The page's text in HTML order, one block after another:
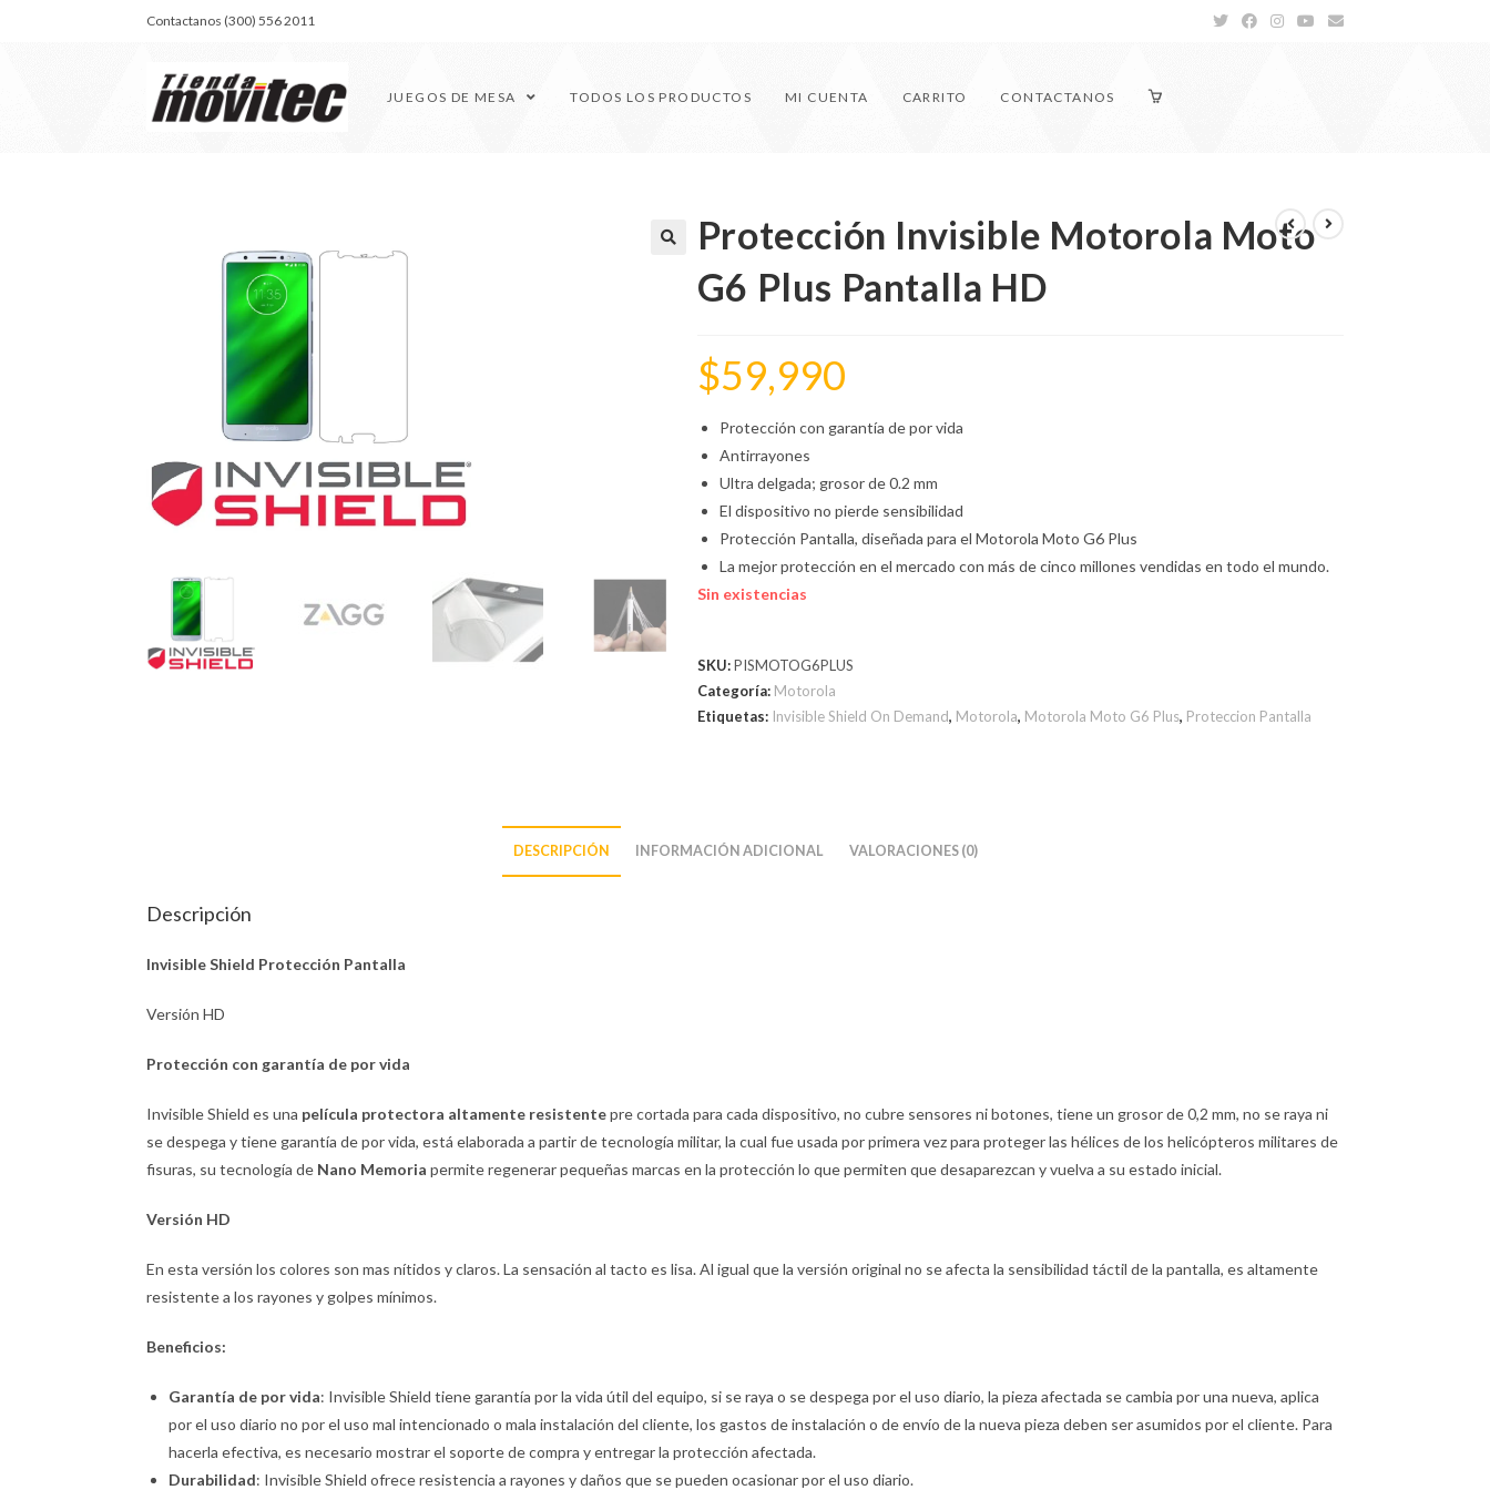
Contactanos (300) 556 2011
JUEGOS DE MESA TODOS LOS PRODUCTOS MI CUENTA CARRITO CONTACTANOS
Protección Invisible Motorola Moto
G6 Plus Pantalla HD
$59,990
Protección con garantía de por vida
Antirrayones
Ultra delgada; grosor de 0.2 mm
El dispositivo no pierde sensibilidad
Protección Pantalla, diseñada para el Motorola Moto G6 Plus
La mejor protección en el mercado con más de cinco millones vendidas en todo el mundo.
Sin existencias
SKU:PISMOTOG6PLUS
Categoría: Motorola
Etiquetas: Invisible Shield On Demand, Motorola, Motorola Moto G6 Plus, Proteccion Pantalla
DESCRIPCIÓN INFORMACIÓN ADICIONAL VALORACIONES (0)
Descripción
Invisible Shield Protección Pantalla
Versión HD
Protección con garantía de por vida
Invisible Shield es una película protectora altamente resistentepre cortada para cada dispositivo, no cubre sensores ni botones, tiene un grosor de 0,2 mm, no se raya ni
se despega y tiene garantía de por vida, está elaborada a partir de tecnología militar, la cual fue usada por primera vez para proteger las hélices de los helicópteros militares de
fisuras, su tecnología de Nano Memoria permite regenerar pequeñas marcas en la protección lo que permiten que desaparezcan y vuelva a su estado inicial.
Versión HD
En esta versión los colores son mas nítidos y claros. La sensación al tacto es lisa. Al igual que la versión original no se afecta la sensibilidad táctil de la pantalla, es altamente
resistente a los rayones y golpes mínimos.
Beneficios:
Garantía de por vida: Invisible Shield tiene garantía por la vida útil del equipo, si se raya o se despega por el uso diario, la pieza afectada se cambia por una nueva, aplica
por el uso diario no por el uso mal intencionado o mala instalación del cliente, los gastos de instalación o de envío de la nueva pieza deben ser asumidos por el cliente. Para
hacerla efectiva, es necesario mostrar el soporte de compra y entregar la protección afectada.
Durabilidad: Invisible Shield ofrece resistencia a rayones y daños que se pueden ocasionar por el uso diario.